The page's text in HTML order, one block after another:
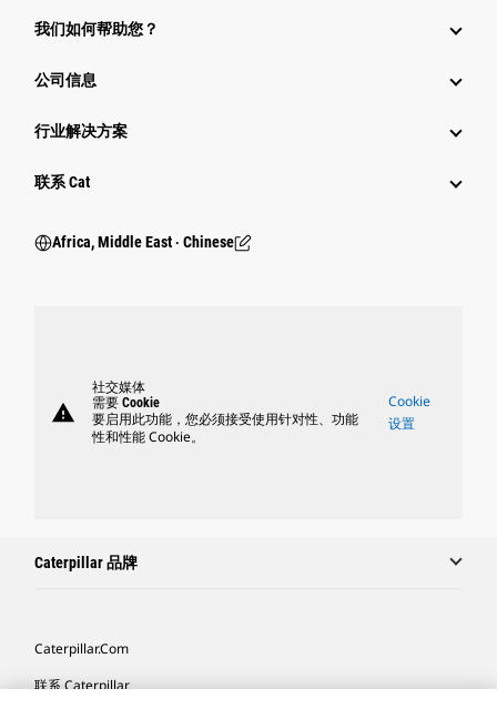
我们如何帮助您？
公司信息
行业解决方案
行业
联系 Cat
Africa, Middle East ‧ Chinese
warning
社交媒体
需要 Cookie
要启用此功能，您必须接受使用针对性、功能
性和性能 Cookie。
Cookie
设置
Caterpillar 品牌
Caterpillar.com
联系 Caterpillar